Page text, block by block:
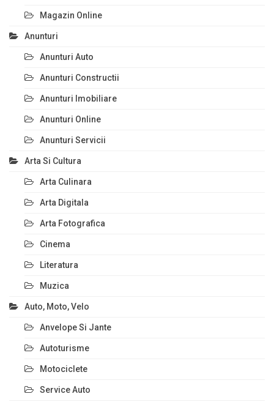
Magazin Online
Anunturi
Anunturi Auto
Anunturi Constructii
Anunturi Imobiliare
Anunturi Online
Anunturi Servicii
Arta Si Cultura
Arta Culinara
Arta Digitala
Arta Fotografica
Cinema
Literatura
Muzica
Auto, Moto, Velo
Anvelope Si Jante
Autoturisme
Motociclete
Service Auto